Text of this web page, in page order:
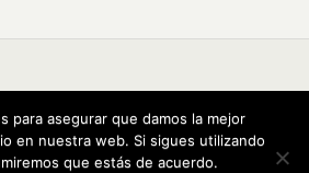
Escritorio
para asegurar que damos la mejor
en nuestra web. Si sigues utilizando
que estás de acuerdo.